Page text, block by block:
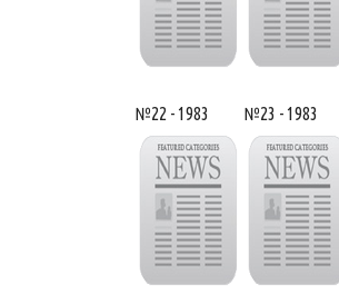
№22 - 1983 №23 - 1983